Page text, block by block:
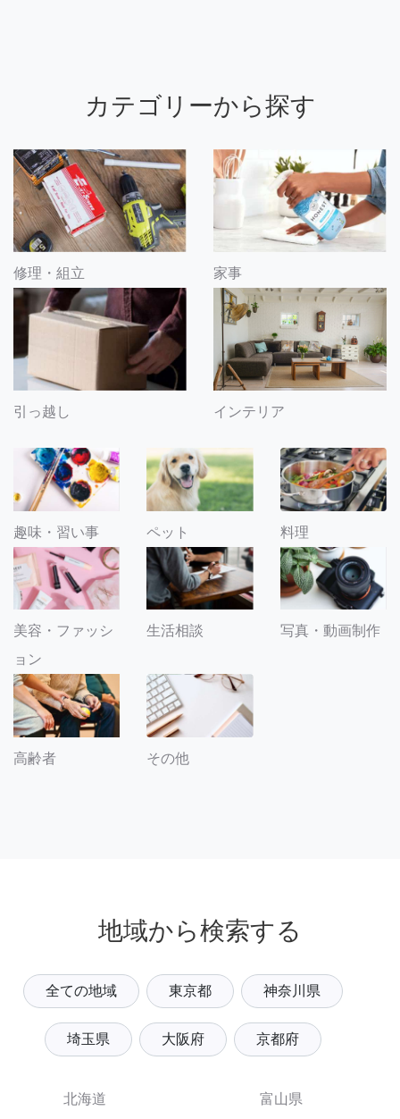
カテゴリーから探す
修理・組立 家事
引っ越し インテリア
趣味・習い事 ペット 料理
美容・ファッシ
ョン
生活相談 写真・動画制作
高齢者 その他
地域から検索する
全ての地域 東京都 神奈川県
埼玉県 大阪府 京都府
北海道
富山県